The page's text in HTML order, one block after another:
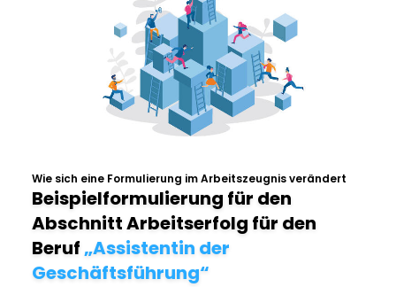
Wie sich eine Formulierung im Arbeitszeugnis verändert
Beispielformulierung für den
Abschnitt Arbeitserfolg für den
Beruf„Assistentin der
Geschäftsführung“